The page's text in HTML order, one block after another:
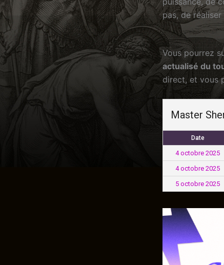
pas, de
Vous pourrez
actualisé du
direct, et vous
Master
Date
4 octobre 2025
4 octobre 2025
5 octobre 2025